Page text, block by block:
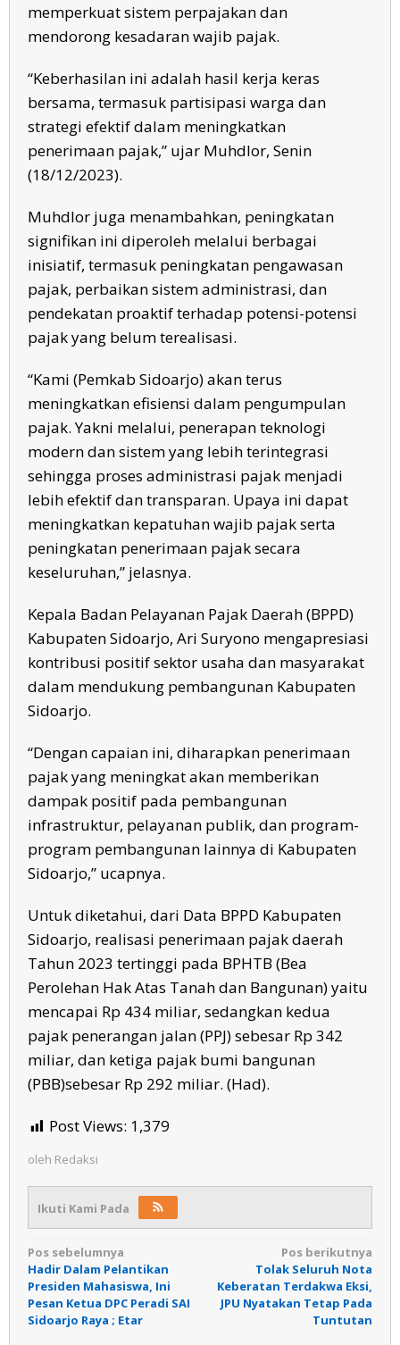
memperkuat sistem perpajakan dan
mendorong kesadaran wajib pajak.
“Keberhasilan ini adalah hasil kerja keras
bersama, termasuk partisipasi warga dan
strategi efektif dalam meningkatkan
penerimaan pajak,” ujar Muhdlor, Senin
(18/12/2023).
Muhdlor juga menambahkan, peningkatan
signifikan ini diperoleh melalui berbagai
inisiatif, termasuk peningkatan pengawasan
pajak, perbaikan sistem administrasi, dan
pendekatan proaktif terhadap potensi-potensi
pajak yang belum terealisasi.
“Kami (Pemkab Sidoarjo) akan terus
meningkatkan efisiensi dalam pengumpulan
pajak. Yakni melalui, penerapan teknologi
modern dan sistem yang lebih terintegrasi
sehingga proses administrasi pajak menjadi
lebih efektif dan transparan. Upaya ini dapat
meningkatkan kepatuhan wajib pajak serta
peningkatan penerimaan pajak secara
keseluruhan,” jelasnya.
Kepala Badan Pelayanan Pajak Daerah (BPPD)
Kabupaten Sidoarjo, Ari Suryono mengapresiasi
kontribusi positif sektor usaha dan masyarakat
dalam mendukung pembangunan Kabupaten
Sidoarjo.
“Dengan capaian ini, diharapkan penerimaan
pajak yang meningkat akan memberikan
dampak positif pada pembangunan
infrastruktur, pelayanan publik, dan program-
program pembangunan lainnya di Kabupaten
Sidoarjo,” ucapnya.
Untuk diketahui, dari Data BPPD Kabupaten
Sidoarjo, realisasi penerimaan pajak daerah
Tahun 2023 tertinggi pada BPHTB (Bea
Perolehan Hak Atas Tanah dan Bangunan) yaitu
mencapai Rp 434 miliar, sedangkan kedua
pajak penerangan jalan (PPJ) sebesar Rp 342
miliar, dan ketiga pajak bumi bangunan
(PBB)sebesar Rp 292 miliar. (Had).
Post Views: 1,379
oleh Redaksi
Ikuti Kami Pada
Navigasi
pos
Pos sebelumnya
Hadir Dalam Pelantikan
Presiden Mahasiswa, Ini
Pesan Ketua DPC Peradi SAI
Sidoarjo Raya ; Etar
Pos berikutnya
Tolak Seluruh Nota
Keberatan Terdakwa Eksi,
JPU Nyatakan Tetap Pada
Tuntutan